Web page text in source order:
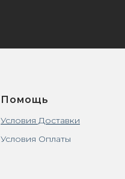
Помощь
Условия Доставки
Условия Оплаты